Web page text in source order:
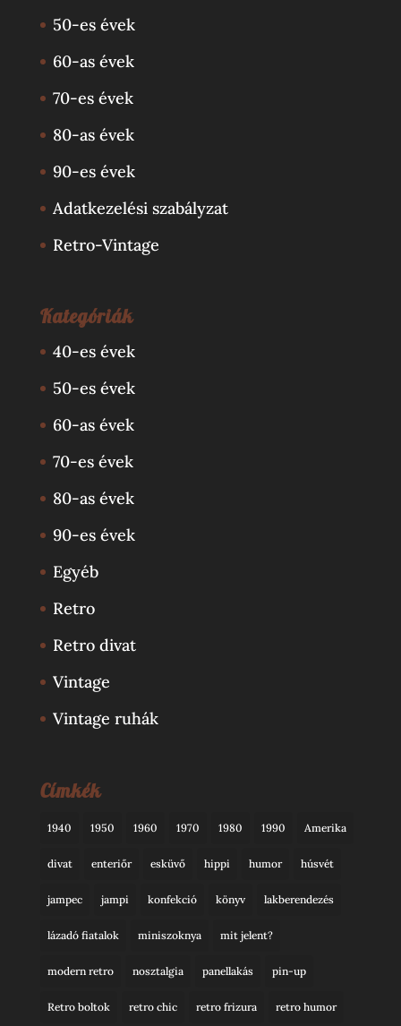
50-es évek
60-as évek
70-es évek
80-as évek
90-es évek
Adatkezelési szabályzat
Retro-Vintage
Kategóriák
40-es évek
50-es évek
60-as évek
70-es évek
80-as évek
90-es évek
Egyéb
Retro
Retro divat
Vintage
Vintage ruhák
Címkék
1940 1950 1960 1970 1980 1990 Amerika
divat enteriőr esküvő hippi humor húsvét
jampec jampi konfekció könyv lakberendezés
lázadó fiatalok miniszoknya mit jelent?
modern retro nosztalgia panellakás pin-up
Retro boltok retro chic retro frizura retro humor